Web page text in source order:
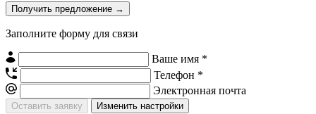
Заполните форму для связи
Ваше имя *
Телефон *
Электронная почта
Изменить настройки